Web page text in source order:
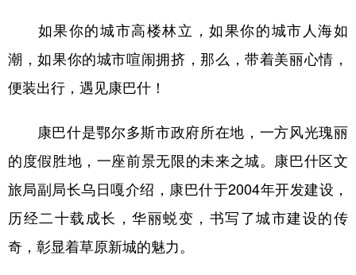
如果你的城市高楼林立，如果你的城市人海如
潮，如果你的城市喧闹拥挤，那么，带着美丽心情，
便装出行，遇见康巴什！
康巴什是鄂尔多斯市政府所在地，一方风光瑰丽
的度假胜地，一座前景无限的未来之城。康巴什区文
旅局副局长乌日嘎介绍，康巴什于2004年开发建设，
历经二十载成长，华丽蜕变，书写了城市建设的传
奇，彰显着草原新城的魅力。